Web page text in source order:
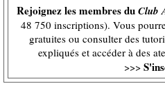
Rejoignez les membres duClub
48 750 inscriptions). Vous
gratuites ou consulter des
expliqués et accéder à des
>>>